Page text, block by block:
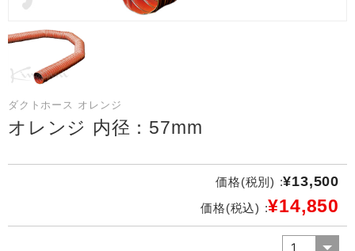
ダクトホース オレンジ
オレンジ 内径：57mm
価格(税別) :¥13,500
価格(税込) :¥14,850